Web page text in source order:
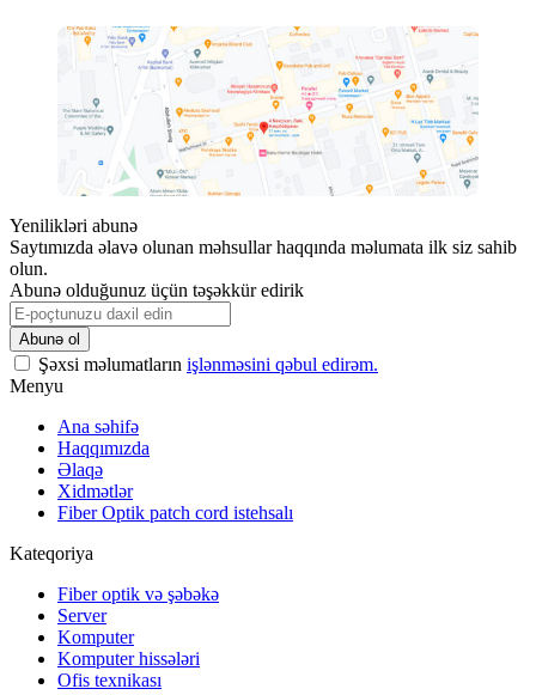
Yenilikləri abunə
Saytımızda əlavə olunan məhsullar haqqında məlumata ilk siz sahib
olun.
Abunə olduğunuz üçün təşəkkür edirik
Şəxsi məlumatların işlənməsini qəbul edirəm.
Menyu
Ana səhifə
Haqqımızda
Əlaqə
Xidmətlər
Fiber Optik patch cord istehsalı
Kateqoriya
Fiber optik və şəbəkə
Server
Komputer
Komputer hissələri
Ofis texnikası